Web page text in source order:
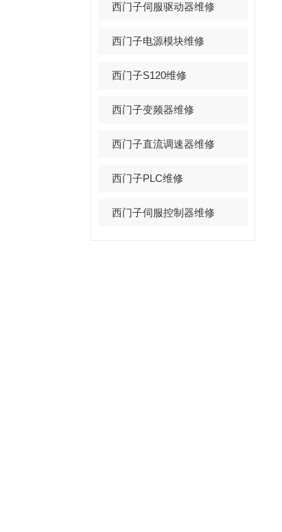
西门子伺服驱动器维修
西门子电源模块维修
西门子S120维修
西门子变频器维修
西门子直流调速器维修
西门子PLC维修
西门子伺服控制器维修